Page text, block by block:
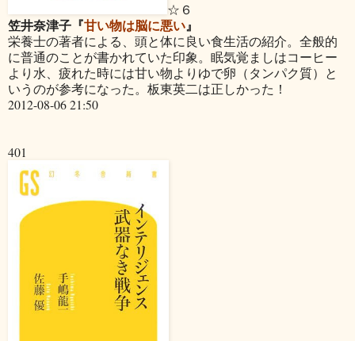
☆６
笠井奈津子『甘い物は脳に悪い』
栄養士の著者による、頭と体に良い食生活の紹介。全般的
に普通のことが書かれていた印象。眠気覚ましはコーヒー
より水、疲れた時には甘い物よりゆで卵（タンパク質）と
いうのが参考になった。板東英二は正しかった！
2012-08-06 21:50
401